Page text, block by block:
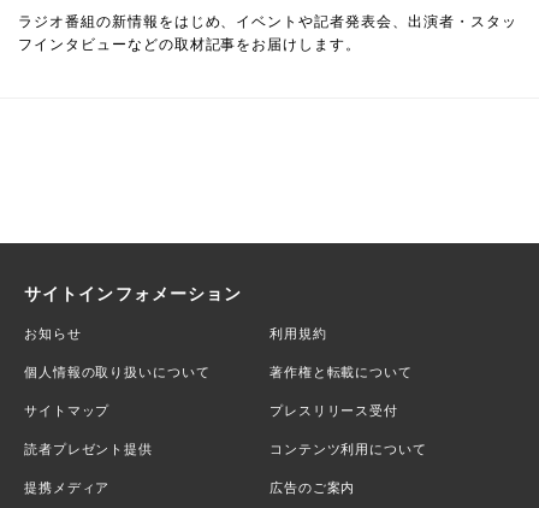
ラジオ番組の新情報をはじめ、イベントや記者発表会、出演者・スタッ
フインタビューなどの取材記事をお届けします。
サイトインフォメーション
お知らせ 利用規約
個人情報の取り扱いについて 著作権と転載について
サイトマップ プレスリリース受付
読者プレゼント提供 コンテンツ利用について
提携メディア 広告のご案内